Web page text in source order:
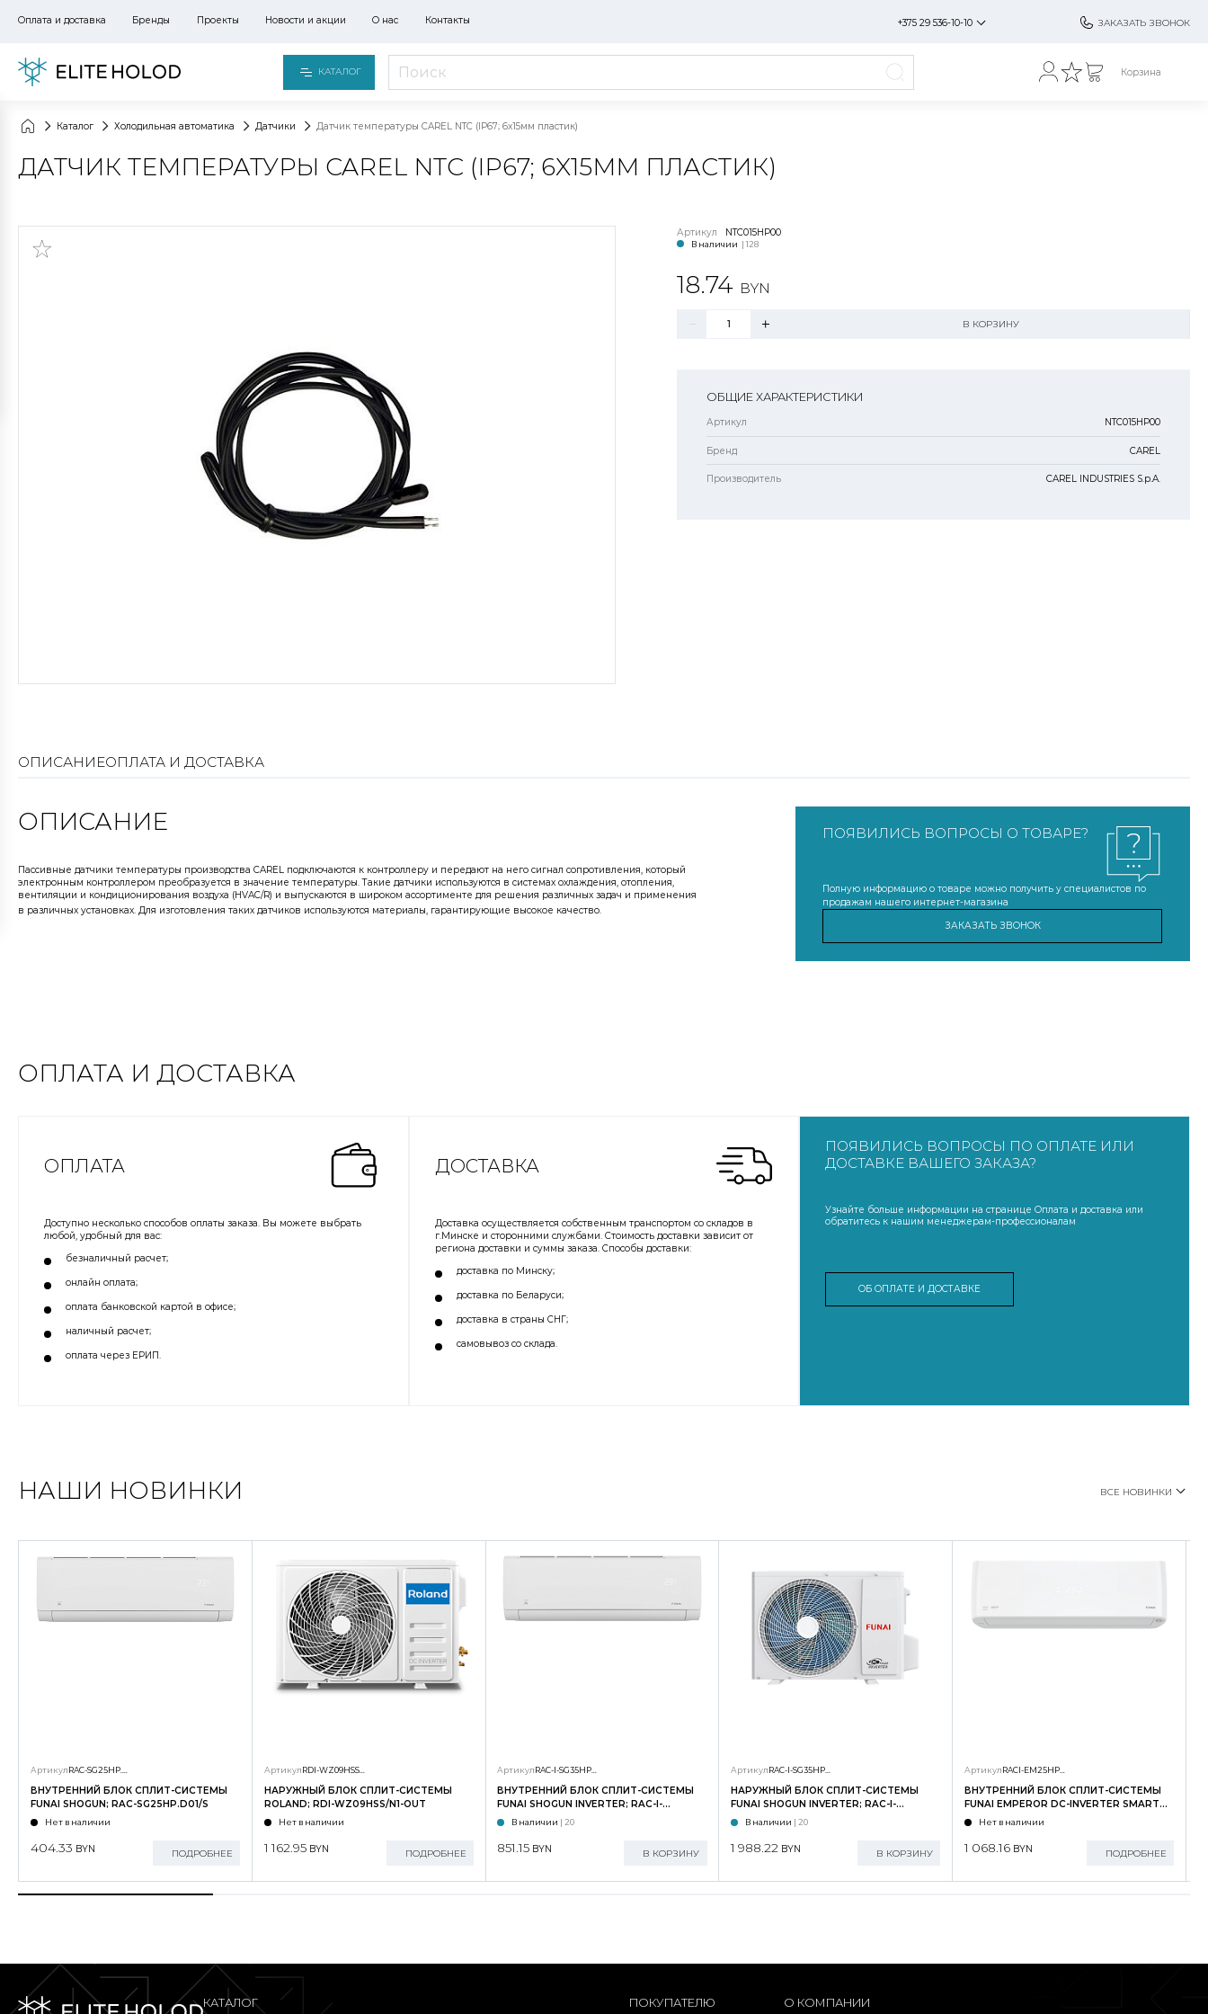
Оплата и доставка Бренды Проекты Новости и акции О нас Контакты +375 29 536-10-10 ЗАКАЗАТЬ ЗВОНОК
КАТАЛОГ Корзина
Каталог Холодильная автоматика Датчики Датчик температуры CAREL NTC (IP67; 6x15мм пластик)
ДАТЧИК ТЕМПЕРАТУРЫ CAREL NTC (IP67; 6X15ММ ПЛАСТИК)
Артикул NTC015HP00
В наличии | 128
18.74 BYN
В КОРЗИНУ
ОБЩИЕ ХАРАКТЕРИСТИКИ
Артикул NTC015HP00
Бренд CAREL
Производитель CAREL INDUSTRIES S.p.A.
ОПИСАНИЕОПЛАТА И ДОСТАВКА
ОПИСАНИЕ
Пассивные датчики температуры производства CAREL подключаются к контроллеру и передают на него сигнал сопротивления, который
электронным контроллером преобразуется в значение температуры. Такие датчики используются в системах охлаждения, отопления,
вентиляции и кондиционирования воздуха (HVAC/R) и выпускаются в широком ассортименте для решения различных задач и применения
в различных установках. Для изготовления таких датчиков используются материалы, гарантирующие высокое качество.
ПОЯВИЛИСЬ ВОПРОСЫ О ТОВАРЕ?
Полную информацию о товаре можно получить у специалистов по
продажам нашего интернет-магазина
ЗАКАЗАТЬ ЗВОНОК
ОПЛАТА И ДОСТАВКА
ОПЛАТА
Доступно несколько способов оплаты заказа. Вы можете выбрать
любой, удобный для вас:
безналичный расчет;
онлайн оплата;
оплата банковской картой в офисе;
наличный расчет;
оплата через ЕРИП.
ДОСТАВКА
Доставка осуществляется собственным транспортом со складов в
г.Минске и сторонними службами. Стоимость доставки зависит от
региона доставки и суммы заказа. Способы доставки:
доставка по Минску;
доставка по Беларуси;
доставка в страны СНГ;
самовывоз со склада.
ПОЯВИЛИСЬ ВОПРОСЫ ПО ОПЛАТЕ ИЛИ
ДОСТАВКЕ ВАШЕГО ЗАКАЗА?
Узнайте больше информации на странице Оплата и доставка или
обратитесь к нашим менеджерам-профессионалам
ОБ ОПЛАТЕ И ДОСТАВКЕ
НАШИ НОВИНКИ ВСЕ НОВИНКИ
Артикул RAC-SG25HP.D01/S
ВНУТРЕННИЙ БЛОК СПЛИТ-СИСТЕМЫ
FUNAI SHOGUN; RAC-SG25HP.D01/S
Нет в наличии
404.33 BYN ПОДРОБНЕЕ
Артикул RDI-WZ09HSS/N1-OUT
НАРУЖНЫЙ БЛОК СПЛИТ-СИСТЕМЫ
ROLAND; RDI-WZ09HSS/N1-OUT
Нет в наличии
1 162.95 BYN ПОДРОБНЕЕ
Артикул RAC-I-SG35HP.D01/S
ВНУТРЕННИЙ БЛОК СПЛИТ-СИСТЕМЫ
FUNAI SHOGUN INVERTER; RAC-I-
SG35HP.D02/S
В наличии | 20
851.15 BYN В КОРЗИНУ
Артикул RAC-I-SG35HP.D01/U
НАРУЖНЫЙ БЛОК СПЛИТ-СИСТЕМЫ
FUNAI SHOGUN INVERTER; RAC-I-
SG35HP.D02/U
В наличии | 20
1 988.22 BYN В КОРЗИНУ
Артикул RACI-EM25HP.D04/S
ВНУТРЕННИЙ БЛОК СПЛИТ-СИСТЕМЫ
FUNAI EMPEROR DC-INVERTER SMART
EYE; RACI-EM25HP.D04/S
Нет в наличии
1 068.16 BYN ПОДРОБНЕЕ
КАТАЛОГ ПОКУПАТЕЛЮ О КОМПАНИИ